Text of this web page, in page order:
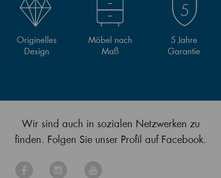
Originelles
Design
Möbel nach
Maß
5 Jahre
Garantie
Wir sind auch in sozialen Netzwerken zu
finden. Folgen Sie unser Profil auf Facebook.